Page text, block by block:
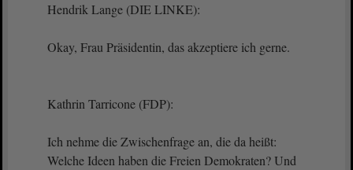
Hendrik Lange (DIE LINKE):
Okay, Frau Präsidentin, das akzeptiere ich gerne.
Kathrin Tarricone (FDP):
Ich nehme die Zwischenfrage an, die da heißt:
Welche Ideen haben die Freien Demokraten? Und